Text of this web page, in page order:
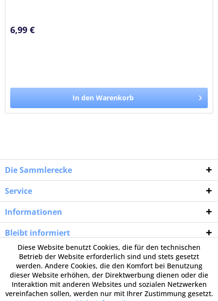
6,99 €
In den Warenkorb
Die Sammlerecke
Service
Informationen
Bleibt informiert
Diese Website benutzt Cookies, die für den technischen
Betrieb der Website erforderlich sind und stets gesetzt
werden. Andere Cookies, die den Komfort bei Benutzung
dieser Website erhöhen, der Direktwerbung dienen oder die
Interaktion mit anderen Websites und sozialen Netzwerken
vereinfachen sollen, werden nur mit Ihrer Zustimmung gesetzt.